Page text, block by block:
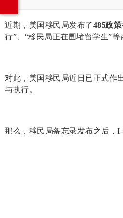
近期，美国移民局发布了485政
行”、“移民局正在围堵留学生”
对此，美国移民局近日已正式作
与执行。
那么，移民局备忘录发布之后，